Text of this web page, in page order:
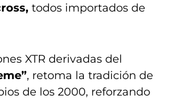
todos importados de
XTR derivadas del
, retoma la tradición de
de los 2000, reforzando